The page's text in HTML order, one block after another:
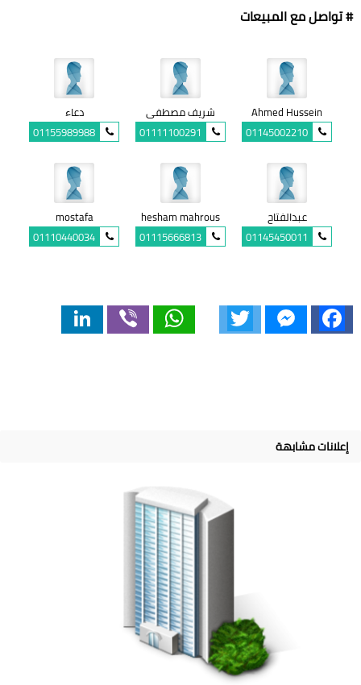
# تواصل مع المبيعات
Ahmed Hussein
01145002210
شريف مصطفى
01111100291
دعاء
01155989988
عبدالفتاح
01145450011
hesham mahrous
01115666813
mostafa
01110440034
Facebook
Messenger
WhatsApp
إعلانات مشابهة